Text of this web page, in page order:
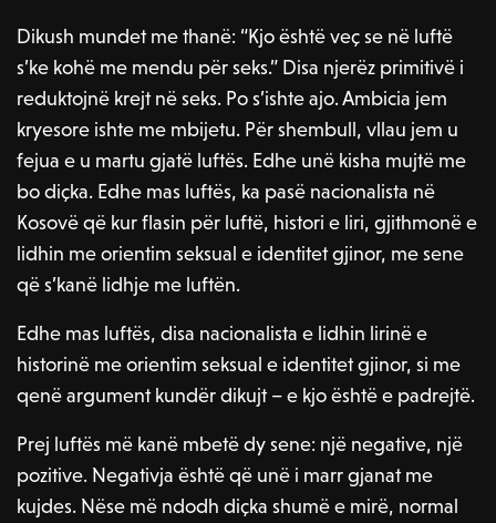
Dikush mundet me thanë: “Kjo është veç se në luftë
s’ke kohë me mendu për seks.” Disa njerëz primitivë i
reduktojnë krejt në seks. Po s’ishte ajo. Ambicia jem
kryesore ishte me mbijetu. Për shembull, vllau jem u
fejua e u martu gjatë luftës. Edhe unë kisha mujtë me
bo diçka. Edhe mas luftës, ka pasë nacionalista në
Kosovë që kur flasin për luftë, histori e liri, gjithmonë e
lidhin me orientim seksual e identitet gjinor, me sene
që s’kanë lidhje me luftën.
Edhe mas luftës, disa nacionalista e lidhin lirinë e
historinë me orientim seksual e identitet gjinor, si me
qenë argument kundër dikujt – e kjo është e padrejtë.
Prej luftës më kanë mbetë dy sene: një negative, një
pozitive. Negativja është që unë i marr gjanat me
kujdes. Nëse më ndodh diçka shumë e mirë, normal